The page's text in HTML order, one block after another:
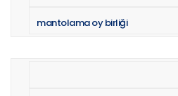
mantolama oy birliği